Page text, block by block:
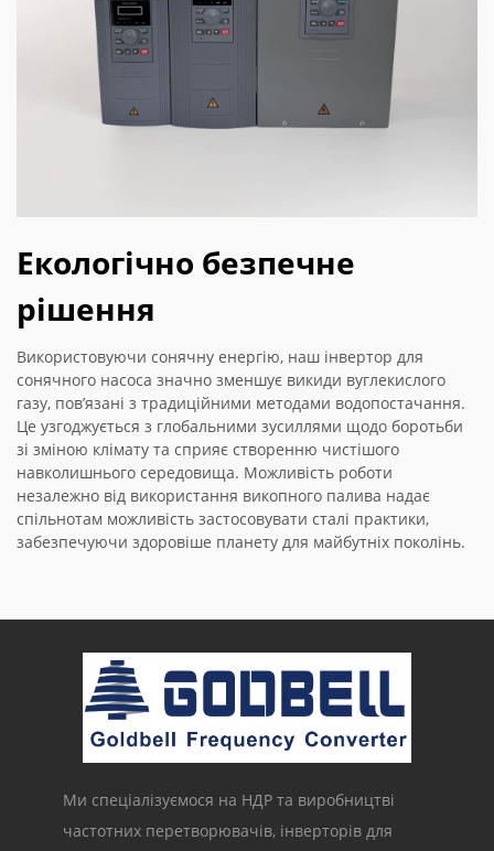
Екологічно безпечне
рішення
Використовуючи сонячну енергію, наш інвертор для
сонячного насоса значно зменшує викиди вуглекислого
газу, пов’язані з традиційними методами водопостачання.
Це узгоджується з глобальними зусиллями щодо боротьби
зі зміною клімату та сприяє створенню чистішого
навколишнього середовища. Можливість роботи
незалежно від використання викопного палива надає
спільнотам можливість застосовувати сталі практики,
забезпечуючи здоровіше планету для майбутніх поколінь.
Ми спеціалізуємося на НДР та виробництві
частотних перетворювачів, інверторів для